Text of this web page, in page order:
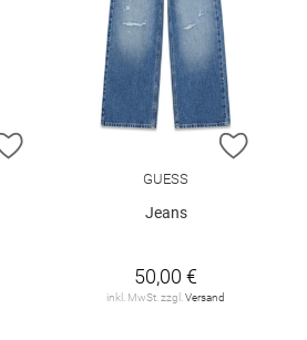
ZUR WUNSCHLISTE HINZUFÜGEN
ZUR
GUESS
Jeans
50,00 €
inkl. MwSt. zzgl. Versand